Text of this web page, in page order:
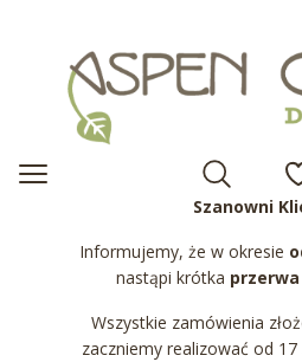
Menu Otwórz
Szukaj
Szanowni
Informujemy, że w okresie
nastąpi krótka
Wszystkie zamówienia
zaczniemy realizować od